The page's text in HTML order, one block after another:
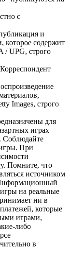
с
и
которое содержит
/ UPG, строго
Images, строго
для
играх
Соблюдайте
При
Помните, что
источником
на реальные
ни в
которые
играми,
либо
в